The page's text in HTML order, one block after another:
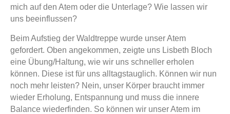
mich auf den Atem oder die Unterlage? Wie lassen wir
uns beeinflussen?
Beim Aufstieg der Waldtreppe wurde unser Atem
gefordert. Oben angekommen, zeigte uns Lisbeth Bloch
eine Übung/Haltung, wie wir uns schneller erholen
können. Diese ist für uns alltagstauglich. Können wir nun
noch mehr leisten? Nein, unser Körper braucht immer
wieder Erholung, Entspannung und muss die innere
Balance wiederfinden. So können wir unser Atem im